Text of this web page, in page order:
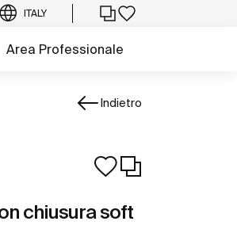
ITALY
Area Professionale
Indietro
chiusura soft